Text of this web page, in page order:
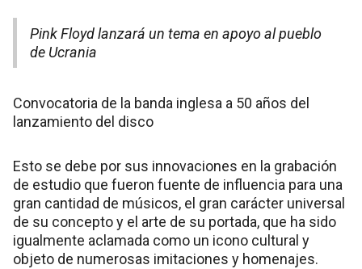
Pink Floyd lanzará un tema en apoyo al pueblo
de Ucrania
Convocatoria de la banda inglesa a 50 años del
lanzamiento del disco
Esto se debe por sus innovaciones en la grabación
de estudio que fueron fuente de influencia para una
gran cantidad de músicos, el gran carácter universal
de su concepto y el arte de su portada, que ha sido
igualmente aclamada como un icono cultural y
objeto de numerosas imitaciones y homenajes.